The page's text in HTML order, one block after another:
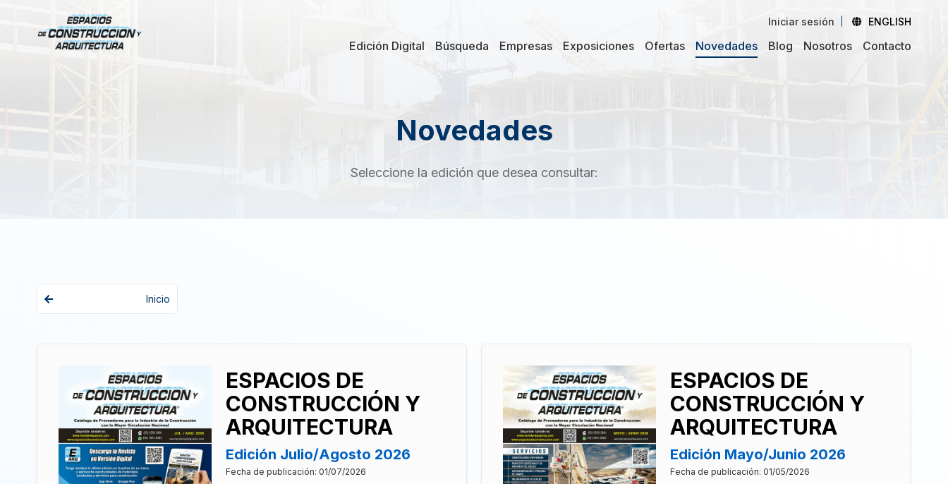
Iniciar sesión ENGLISH
Edición Digital Búsqueda Empresas Exposiciones Ofertas Novedades Blog Nosotros Contacto
Novedades
Seleccione la edición que desea consultar:
Inicio
ESPACIOS DE
CONSTRUCCIÓN Y
ARQUITECTURA
Edición Julio/Agosto 2026
Fecha de publicación: 01/07/2026
ESPACIOS DE
CONSTRUCCIÓN Y
ARQUITECTURA
Edición Mayo/Junio 2026
Fecha de publicación: 01/05/2026